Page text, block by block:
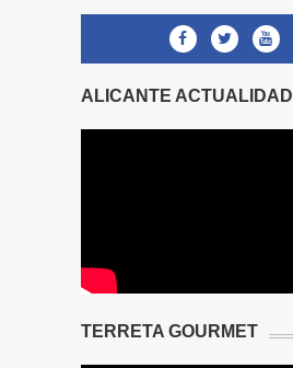
ALICANTE ACTUALIDAD
TERRETA GOURMET